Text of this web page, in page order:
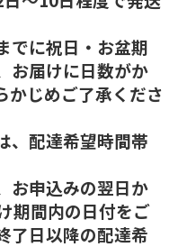
でに祝日・お盆期
お届けに日数がか
かじめご了承くださ
、配達希望時間帯
お申込みの翌日か
期間内の日付をご
了日以降の配達希